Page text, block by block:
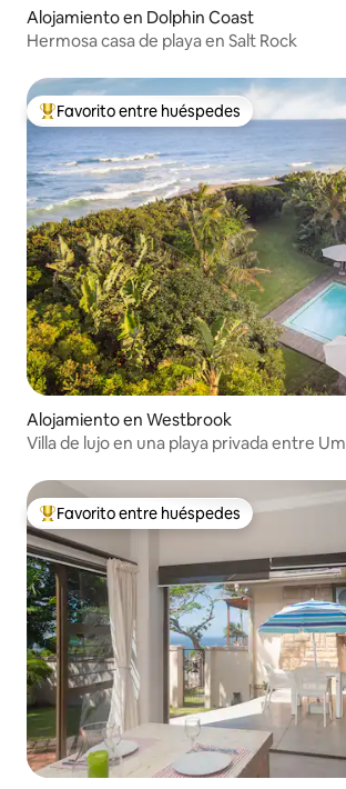
Alojamiento en Dolphin Coast
Hermosa casa de playa en Salt Rock
Favorito entre huéspedes preferido
Favorito entre huéspedes
Alojamiento en Westbrook
Villa de lujo en una playa privada entre
Favorito entre huéspedes preferido
Favorito entre huéspedes